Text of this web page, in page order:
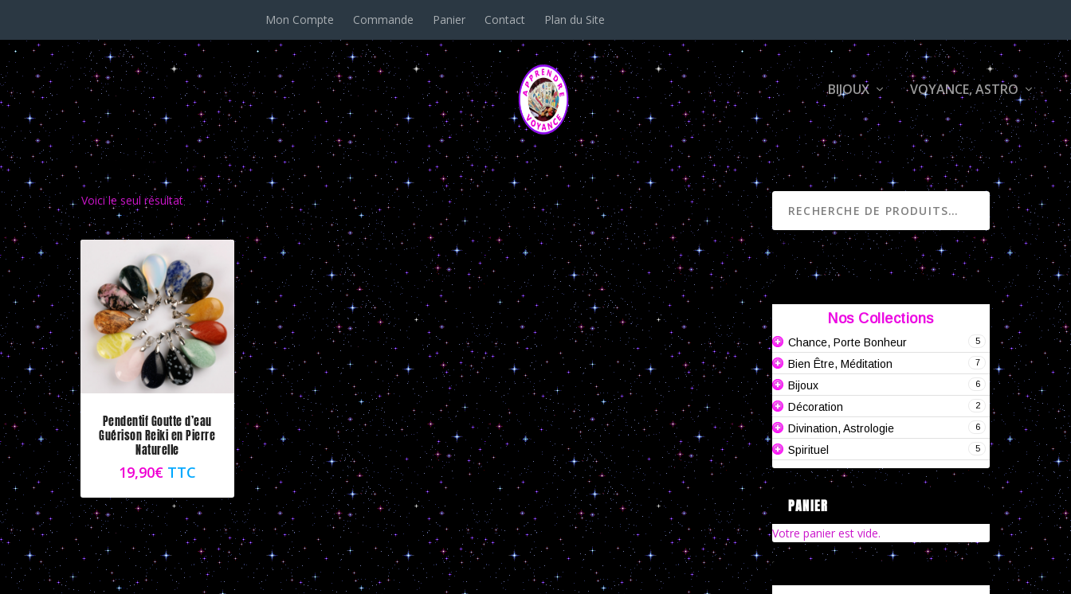
Mon Compte Commande Panier Contact Plan du Site
BIJOUX VOYANCE, ASTRO
obsidienne noire
Voici le seul résultat
Pendentif Goutte d’eau
Guérison Reiki en Pierre
Naturelle
19,90€ TTC
RECHERCHE
Nos Collections
5
Chance, Porte Bonheur
7
Bien Être, Méditation
6
Bijoux
2
Décoration
6
Divination, Astrologie
5
Spirituel
PANIER
Votre panier est vide.